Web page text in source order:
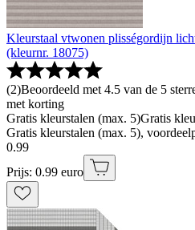
Kleurstaal vtwonen plisségordijn
(kleurnr. 18075)
(2)Beoordeeld met 4.5 van de 5
met korting
Gratis kleurstalen (max. 5)Gratis
Gratis kleurstalen (max. 5),
0.99
Prijs: 0.99 euro